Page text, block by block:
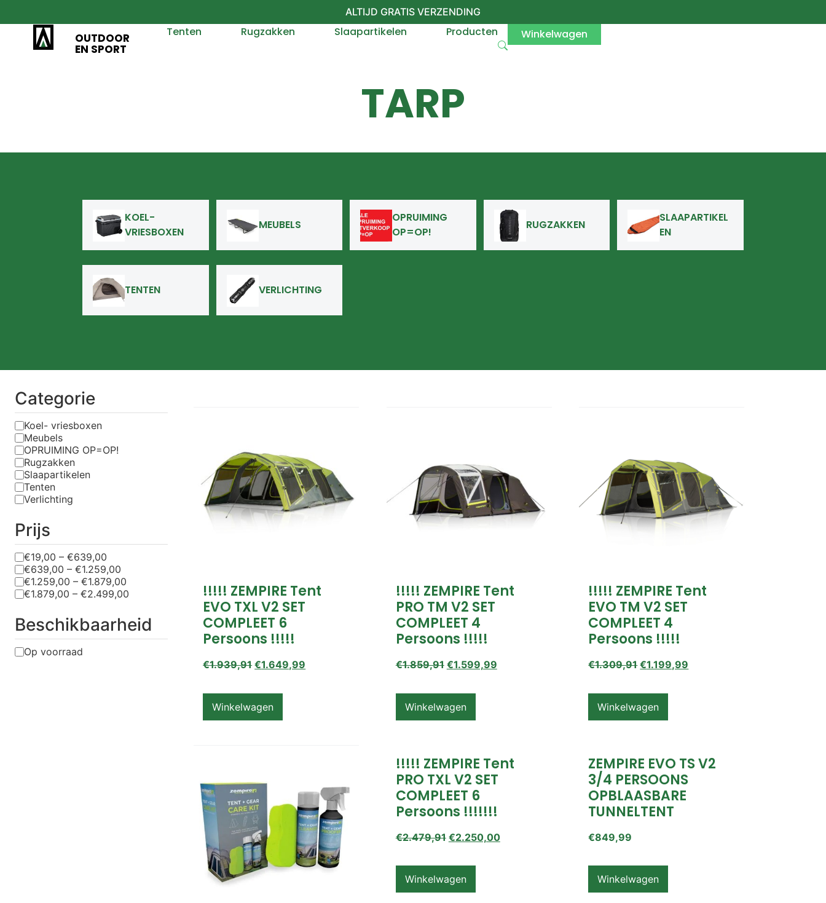
ALTIJD GRATIS VERZENDING
OUTDOOR
EN SPORT
Tenten Rugzakken Slaapartikelen Producten Winkelwagen
TARP
KOEL-
VRIESBOXEN
MEUBELS
OPRUIMING
OP=OP!
RUGZAKKEN
SLAAPARTIKEL
EN
TENTEN VERLICHTING
Categorie
Koel- vriesboxen
Meubels
OPRUIMING OP=OP!
Rugzakken
Slaapartikelen
Tenten
Verlichting
Prijs
€19,00 – €639,00
€639,00 – €1.259,00
€1.259,00 – €1.879,00
€1.879,00 – €2.499,00
Beschikbaarheid
Op voorraad
!!!!! ZEMPIRE Tent
EVO TXL V2 SET
COMPLEET 6
Persoons !!!!!
€1.939,91 €1.649,99
Winkelwagen
!!!!! ZEMPIRE Tent
PRO TM V2 SET
COMPLEET 4
Persoons !!!!!
€1.859,91 €1.599,99
Winkelwagen
!!!!! ZEMPIRE Tent
EVO TM V2 SET
COMPLEET 4
Persoons !!!!!
€1.309,91 €1.199,99
Winkelwagen
!!!!! ZEMPIRE Tent
PRO TXL V2 SET
COMPLEET 6
Persoons !!!!!!!
€2.479,91 €2.250,00
Winkelwagen
ZEMPIRE EVO TS V2
3/4 PERSOONS
OPBLAASBARE
TUNNELTENT
€849,99
Winkelwagen